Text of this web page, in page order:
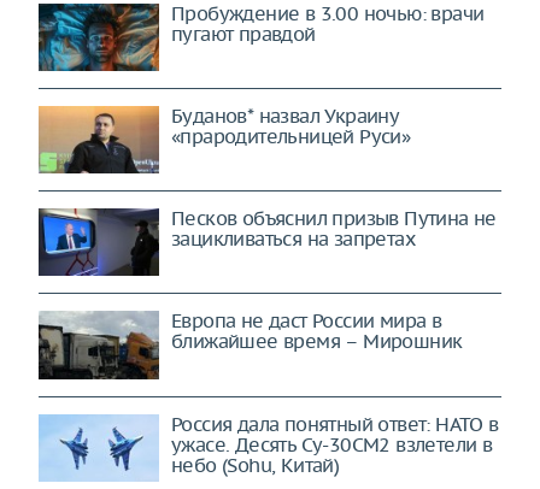
Пробуждение в 3.00 ночью: врачи
пугают правдой
Буданов* назвал Украину
«прародительницей Руси»
Песков объяснил призыв Путина не
зацикливаться на запретах
Европа не даст России мира в
ближайшее время – Мирошник
Россия дала понятный ответ: НАТО в
ужасе. Десять Су-30СМ2 взлетели в
небо (Sohu, Китай)